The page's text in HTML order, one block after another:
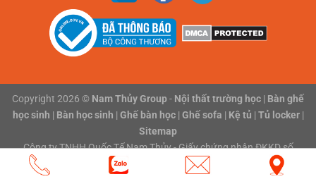
Copyright 2026 © Nam Thủy Group- Nội thất trường học | Bàn ghế
học sinh | Bàn học sinh | Ghế bàn học| Ghế sofa | Kệ tủ | Tủ locker|
Sitemap
Công ty TNHH Quốc Tế Nam Thủy - Giấy chứng nhận ĐKKD số
0316118801 do Sở Kế hoạch và Đầu tư Thành phố Hồ Chí Minh cấp